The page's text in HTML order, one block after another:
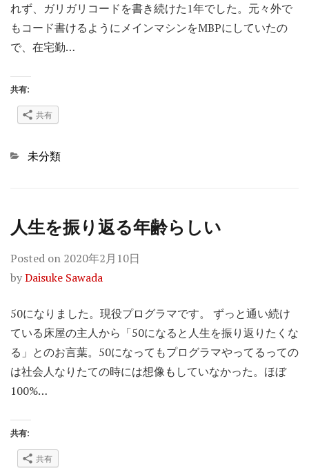
れず、ガリガリコードを書き続けた1年でした。元々外で
もコード書けるようにメインマシンをMBPにしていたの
で、在宅勤…
共有:
共有
Categories
未分類
人生を振り返る年齢らしい
Posted on 2020年2月10日
byDaisuke Sawada
50になりました。現役プログラマです。 ずっと通い続け
ている床屋の主人から「50になると人生を振り返りたくな
る」とのお言葉。50になってもプログラマやってるっての
は社会人なりたての時には想像もしていなかった。ほぼ
100%…
共有:
共有